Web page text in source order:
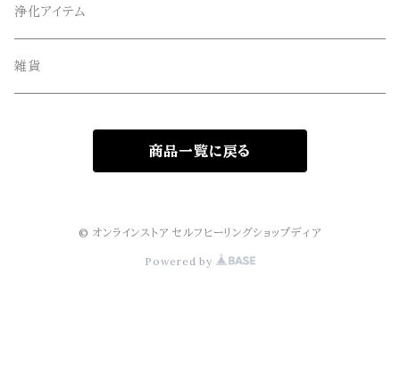
オリジナルサンキャッチャー
オリジナル雑貨
ルース・タンブル
丸玉・ポイント
浄化アイテム
雑貨
商品一覧に戻る
© オンラインストア セルフヒーリングショップディア
Powered by